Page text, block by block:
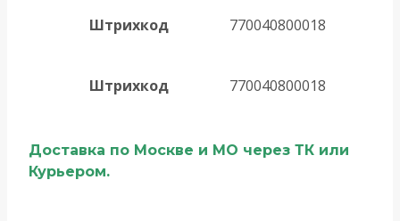
Штрихкод 770040800018
Штрихкод 770040800018
Доставка по Москве и МО через ТК или
Курьером.